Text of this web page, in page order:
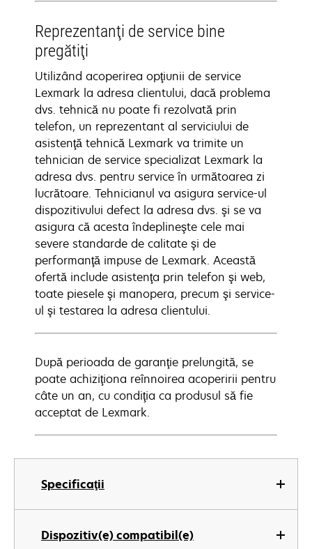
Specificaţii
Dispozitiv(e) compatibil(e)
Reprezentanţi de service bine
pregătiţi
Utilizând acoperirea opţiunii de service
Lexmark la adresa clientului, dacă problema
dvs. tehnică nu poate fi rezolvată prin
telefon, un reprezentant al serviciului de
asistenţă tehnică Lexmark va trimite un
tehnician de service specializat Lexmark la
adresa dvs. pentru service în următoarea zi
lucrătoare. Tehnicianul va asigura service-ul
dispozitivului defect la adresa dvs. şi se va
asigura că acesta îndeplineşte cele mai
severe standarde de calitate şi de
performanţă impuse de Lexmark. Această
ofertă include asistenţa prin telefon şi web,
toate piesele şi manopera, precum şi service-
ul şi testarea la adresa clientului.
După perioada de garanţie prelungită, se
poate achiziţiona reînnoirea acoperirii pentru
câte un an, cu condiţia ca produsul să fie
acceptat de Lexmark.